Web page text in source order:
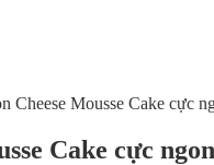
Cheese Mousse Cake cực
Cake cực ngon